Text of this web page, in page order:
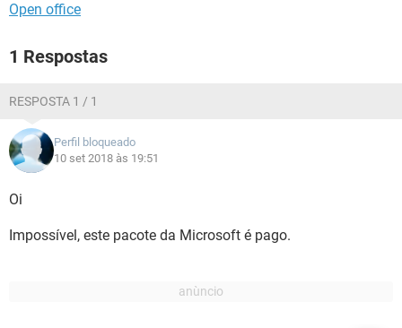
Open office
1 Respostas
RESPOSTA 1 / 1
Perfil bloqueado
10 set 2018 às 19:51
Oi
Impossível, este pacote da Microsoft é pago.